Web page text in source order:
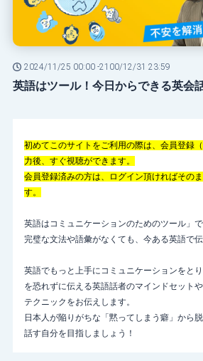
2024/11/25 00:00 -2100/12/31 23:59
英語はツール！今日からできる英会
初めてこのサイトをご利用の際は、会員登録
力後、すぐ視聴ができます。
会員登録済みの方は、ログイン頂ければその
す。
英語はコミュニケーションのためのツール」で
完璧な文法や語彙がなくても、今ある英語で伝
英語でもっと上手にコミュニケーションをと
を恐れずに伝える英語話者のマインドセット
テクニックをお伝えします。
日本人が陥りがちな「黙ってしまう癖」から
話す自分を目指しましょう！